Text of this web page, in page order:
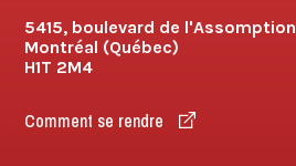
5415, boulevard de l'Assomption
Montréal (Québec)
H1T 2M4
Comment se rendre